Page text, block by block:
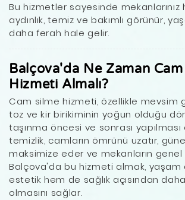
Bu hizmetler sayesinde mekanlarınız
aydınlık, temiz ve bakımlı görünür,
daha ferah hale gelir.
Balçova'da Ne Zaman
Hizmeti Almalı?
Cam silme hizmeti, özellikle mevsim
toz ve kir birikiminin yoğun olduğu
taşınma öncesi ve sonrası yapılması
temizlik, camların ömrünü uzatır, güneş
maksimize eder ve mekanların genel
Balçova'da bu hizmeti almak, yaşam
estetik hem de sağlık açısından
olmasını sağlar.